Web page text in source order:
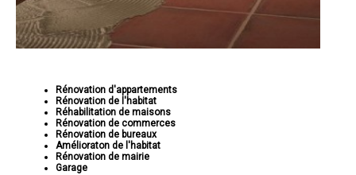
Rénovation d'appartements
Rénovation de l'habitat
Réhabilitation de maisons
Rénovation de commerces
Rénovation de bureaux
Amélioraton de l'habitat
Rénovation de mairie
Garage